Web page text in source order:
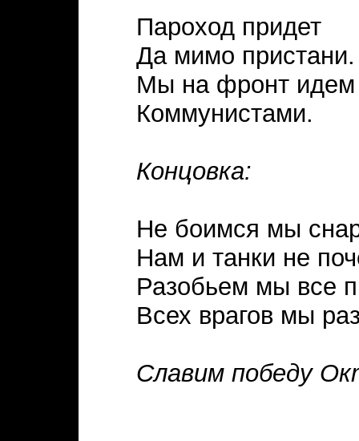
Пароход придет
Да мимо пристани.
Мы на фронт идем
Коммунистами.
Концовка:
Не боимся мы
Нам и танки не
Разобьем мы все
Всех врагов мы
Славим победу